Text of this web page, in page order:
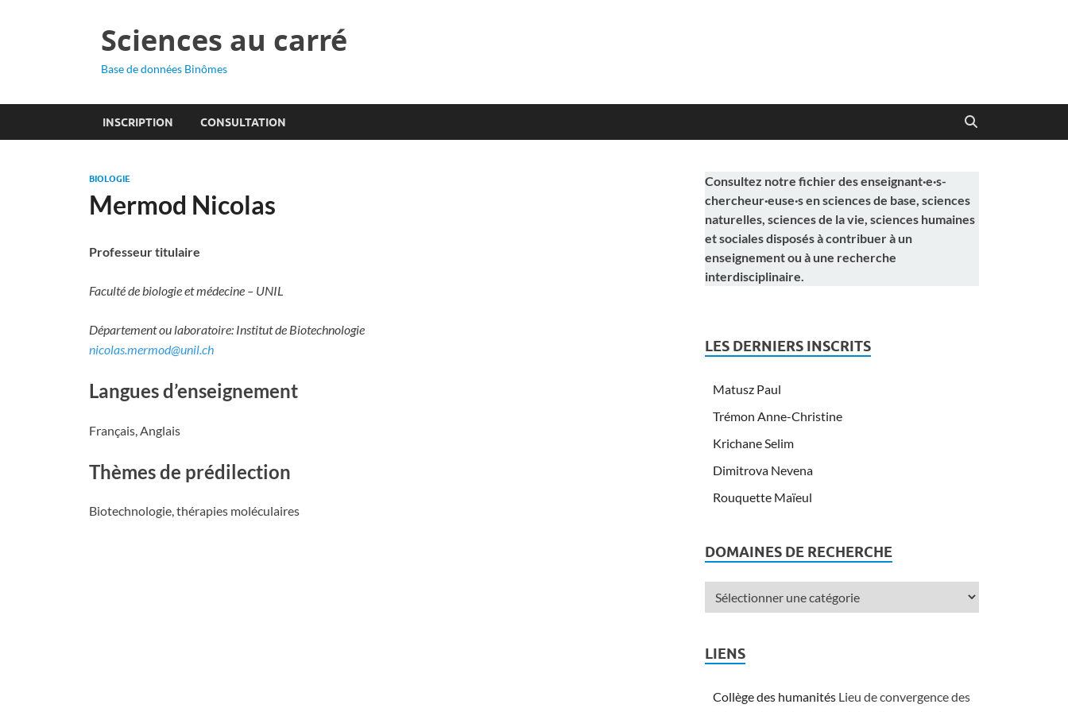
Sciences au carré
Base de données Binômes
INSCRIPTION CONSULTATION
BIOLOGIE
Mermod Nicolas
Professeur titulaire
Faculté de biologie et médecine – UNIL
Département ou laboratoire: Institut de Biotechnologie
nicolas.mermod@unil.ch
Langues d’enseignement
Français, Anglais
Thèmes de prédilection
Biotechnologie, thérapies moléculaires
Consultez notre fichier des enseignant·e·s-
chercheur·euse·s en sciences de base, sciences
naturelles, sciences de la vie, sciences humaines
et sociales disposés à contribuer à un
enseignement ou à une recherche
interdisciplinaire.
LES DERNIERS INSCRITS
Matusz Paul
Trémon Anne-Christine
Krichane Selim
Dimitrova Nevena
Rouquette Maïeul
DOMAINES DE RECHERCHE
LIENS
Collège des humanités Lieu de convergence des